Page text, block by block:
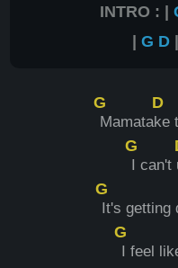
INTRO : |
| G D|
G
Mamata
D
ke
G
I can't
G
It's getting
G
I feel